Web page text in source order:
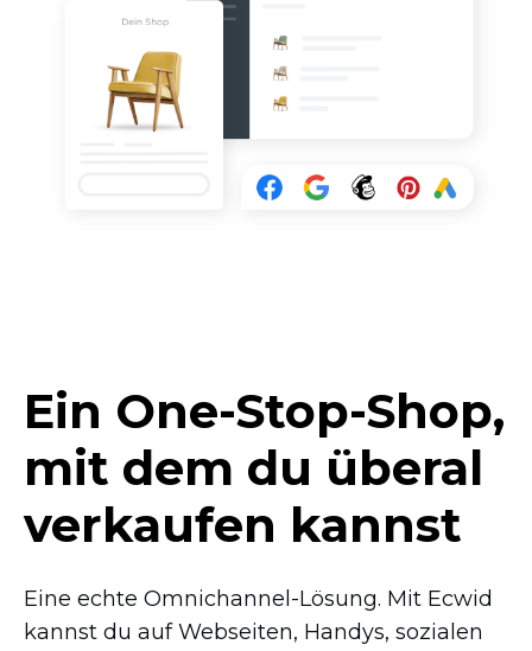
Ein One-Stop-Shop,
mit dem du überal
verkaufen kannst
Eine echte Omnichannel-Lösung. Mit Ecwid
kannst du auf Webseiten, Handys, sozialen